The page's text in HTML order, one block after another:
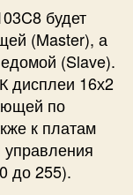
будет
(Master), а
(Slave).
дисплеи 16х2
по
к платам
до 255).